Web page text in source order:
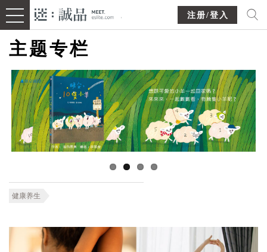
注册/登入
主题专栏
健康养生